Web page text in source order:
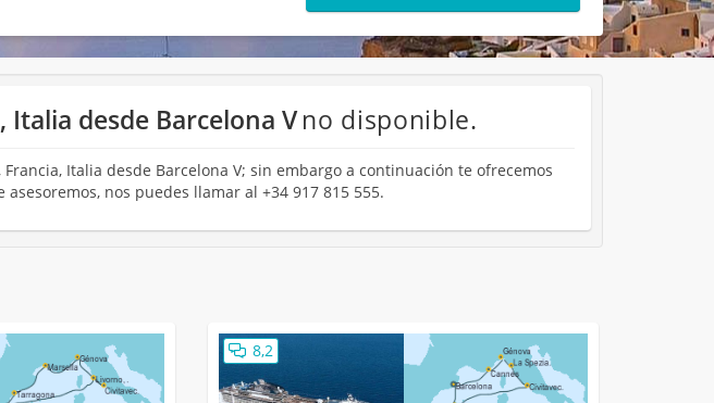
desde Barcelona Vno disponible.
Italia desde Barcelona V; sin embargo a continuación te ofrecemos
nos puedes llamar al +34 917 815 555.
8,2